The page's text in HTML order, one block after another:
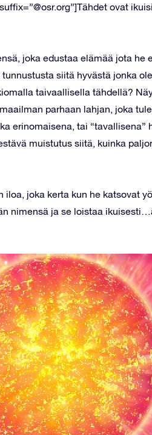
ovat
joka edustaa elämää jota he
siitä hyvästä jonka
taivaallisella tähdellä?
parhaan lahjan, joka
erinomaisena, tai “tavallisena”
muistutus siitä, kuinka
joka kerta kun he katsovat
nimensä ja se loistaa